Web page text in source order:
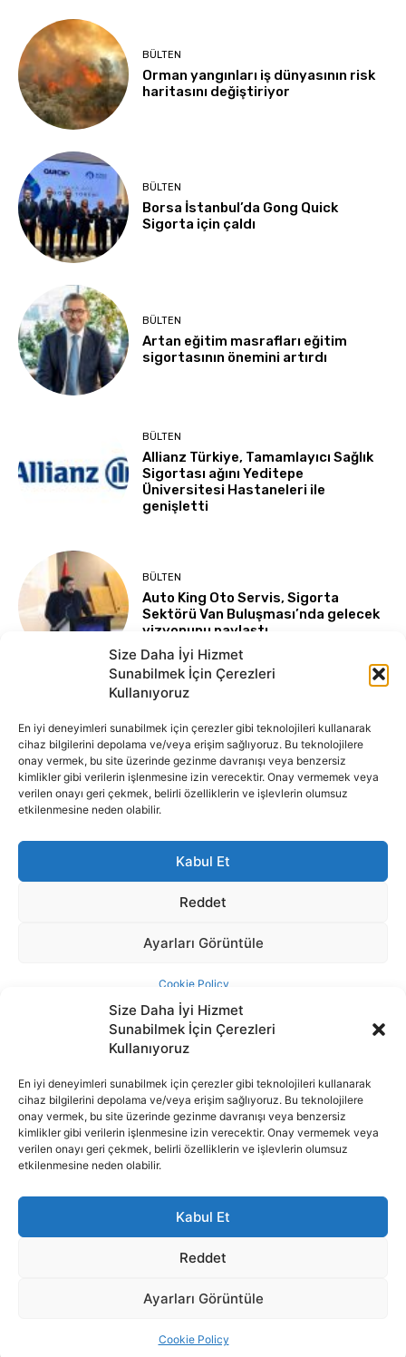
Size Daha İyi Hizmet
Sunabilmek İçin Çerezleri
Kullanıyoruz
En iyi deneyimleri sunabilmek için çerezler gibi teknolojileri kullanarak
cihaz bilgilerini depolama ve/veya erişim sağlıyoruz. Bu teknolojilere
onay vermek, bu site üzerinde gezinme davranışı veya benzersiz
kimlikler gibi verilerin işlenmesine izin verecektir. Onay vermemek veya
verilen onayı geri çekmek, belirli özelliklerin ve işlevlerin olumsuz
etkilenmesine neden olabilir.
Kabul Et
Reddet
Ayarları Görüntüle
Cookie Policy
İnternet portalımızda yer alan tüm haber metini, resim ve benzeri
içeriğin hakları Sigortamedya Yayıncılık A.Ş.'ye aittir. Hiçbir şekilde
basılı ya da elektronik bir ortamda, kaynak gösterilse bile izin
alınmadan kullanılamaz.